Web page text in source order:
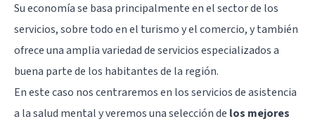
Su economía se basa principalmente en el sector de los
servicios, sobre todo en el turismo y el comercio, y también
ofrece una amplia variedad de servicios especializados a
buena parte de los habitantes de la región.
En este caso nos centraremos en los servicios de asistencia
a la salud mental y veremos una selección de los mejores